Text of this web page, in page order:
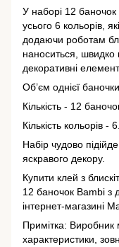
У наборі 12 баночок
усього 6 кольорів,
додаючи роботам
наноситься, швидко
декоративні
Об’єм однієї
Кількість - 12
Кількість кольорів - 6.
Набір чудово
яскравого декору.
Купити клей з
12 баночок Bambi з
інтернет-магазині
Примітка: Виробник
характеристики,